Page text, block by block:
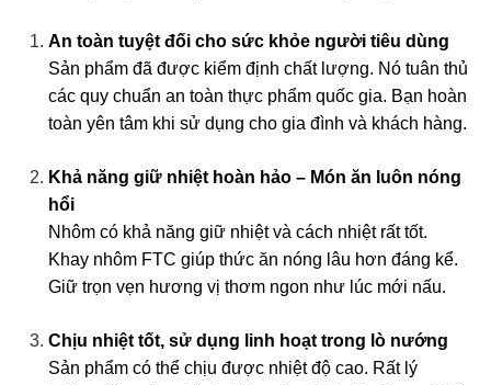
An toàn tuyệt đối cho sức khỏe người tiêu dùng
Sản phẩm đã được kiểm định chất lượng. Nó tuân thủ
các quy chuẩn an toàn thực phẩm quốc gia. Bạn hoàn
toàn yên tâm khi sử dụng cho gia đình và khách hàng.
Khả năng giữ nhiệt hoàn hảo – Món ăn luôn nóng
hổi
Nhôm có khả năng giữ nhiệt và cách nhiệt rất tốt.
Khay nhôm FTC giúp thức ăn nóng lâu hơn đáng kể.
Giữ trọn vẹn hương vị thơm ngon như lúc mới nấu.
Chịu nhiệt tốt, sử dụng linh hoạt trong lò nướng
Sản phẩm có thể chịu được nhiệt độ cao. Rất lý